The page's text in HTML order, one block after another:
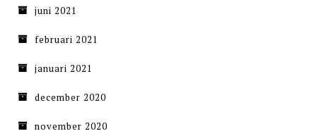
juni 2021
februari 2021
januari 2021
december 2020
november 2020